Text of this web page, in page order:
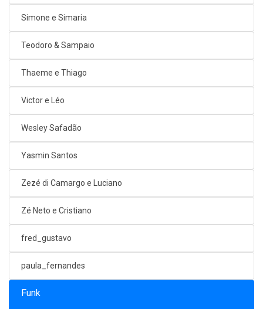
Simone e Simaria
Teodoro & Sampaio
Thaeme e Thiago
Victor e Léo
Wesley Safadão
Yasmin Santos
Zezé di Camargo e Luciano
Zé Neto e Cristiano
fred_gustavo
paula_fernandes
Funk